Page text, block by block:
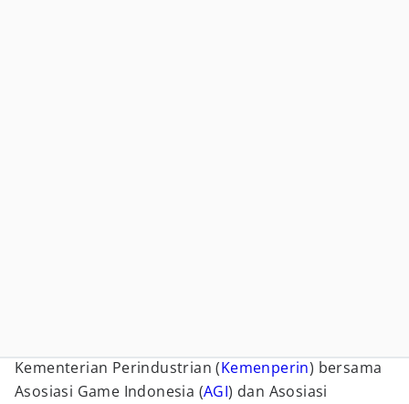
Kementerian Perindustrian (Kemenperin) bersama
Asosiasi Game Indonesia (AGI) dan Asosiasi